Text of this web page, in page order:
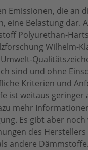
Emissionen, die an
eine Belastung dar.
Polyurethan-
Wilhelm-
sind und ohne
Kriterien und
ist weitaus
mehr
Es gibt aber
des
andere